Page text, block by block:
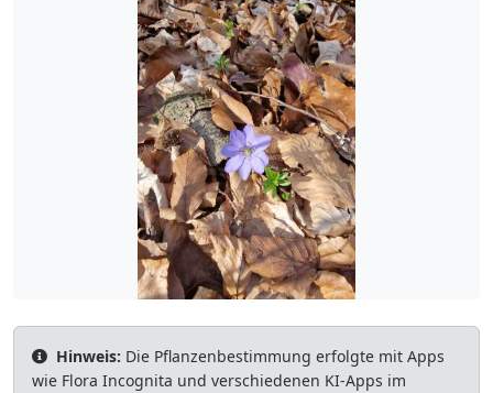
Hinweis: Die Pflanzenbestimmung erfolgte mit Apps
wie Flora Incognita und verschiedenen KI-Apps im